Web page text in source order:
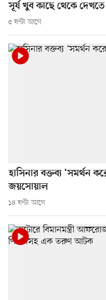
সূর্য খুব কাছে থেকে
৫ ঘণ্টা আগে
হাসিনার বক্তব্য ‘সমর্থন
জয়সোয়াল
১৪ ঘণ্টা আগে